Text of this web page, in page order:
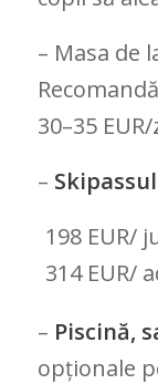
– Masa de
30–35 EUR/
– Skipassul
198 EUR/
314 EUR/
– Piscină,
opționale